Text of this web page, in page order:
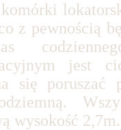
z pewnością
jest
się poruszać
wysokość 2,7m.